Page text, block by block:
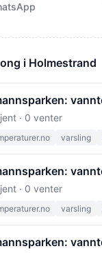
i Holmestrand
· 0 venter
varsling
· 0 venter
varsling